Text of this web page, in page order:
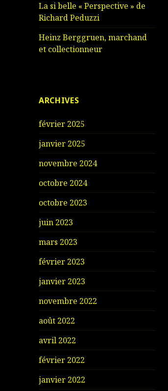
La si belle « Perspective » de
Richard Peduzzi
Heinz Berggruen, marchand
et collectionneur
ARCHIVES
février 2025
janvier 2025
novembre 2024
octobre 2024
octobre 2023
juin 2023
mars 2023
février 2023
janvier 2023
novembre 2022
août 2022
avril 2022
février 2022
janvier 2022